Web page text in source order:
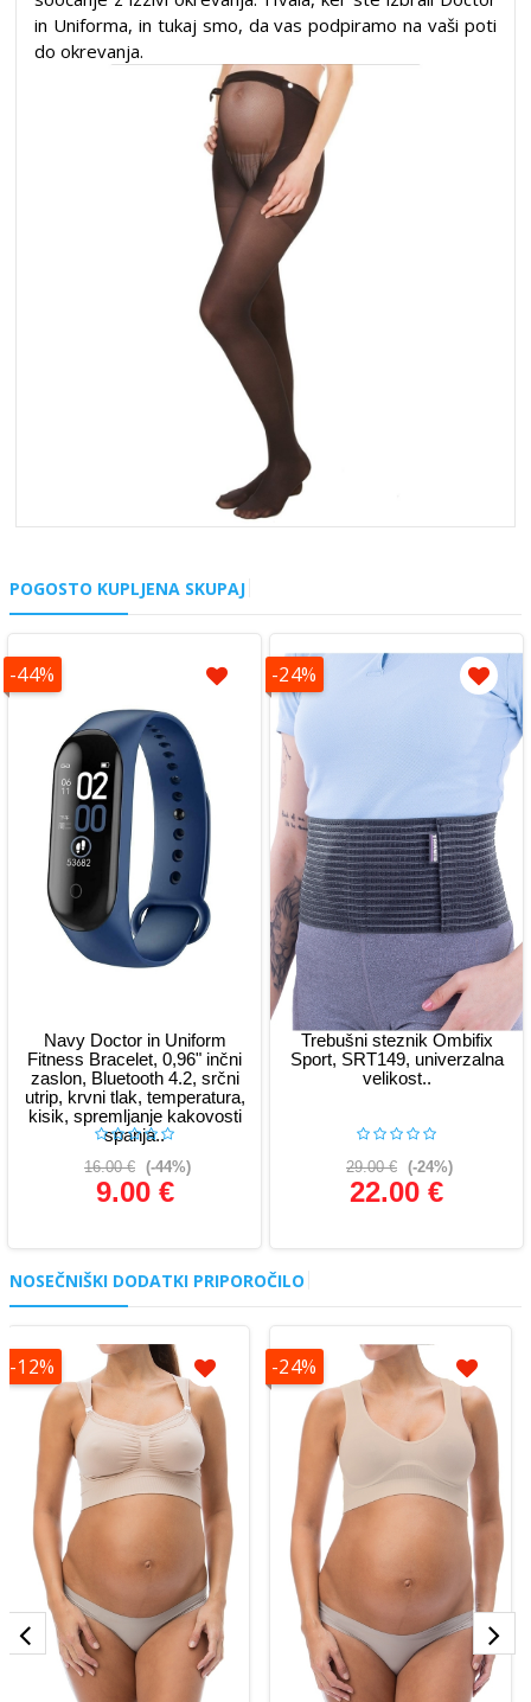
in Uniforma, in tukaj smo, da vas podpiramo na vaši poti
do okrevanja.
POGOSTO KUPLJENA SKUPAJ
-44%
Navy Doctor in Uniform
Fitness Bracelet, 0,96" inčni
zaslon, Bluetooth 4.2, srčni
utrip, krvni tlak, temperatura,
kisik, spremljanje kakovosti
spanja..
16.00 € (-44%)
9.00 €
Glej podrobnosti
-24%
Trebušni steznik Ombifix
Sport, SRT149, univerzalna
velikost..
29.00 € (-24%)
22.00 €
NOSEČNIŠKI DODATKI PRIPOROČILO
-12% -24%